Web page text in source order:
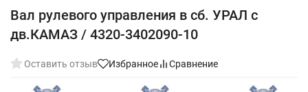
Вал рулевого управления в сб. УРАЛ с
дв.КАМАЗ / 4320-3402090-10
Оставить отзыв Избранное Сравнение